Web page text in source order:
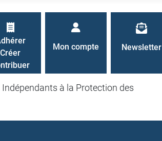
à la Protection des
Newsletter
Mon compte
Créer